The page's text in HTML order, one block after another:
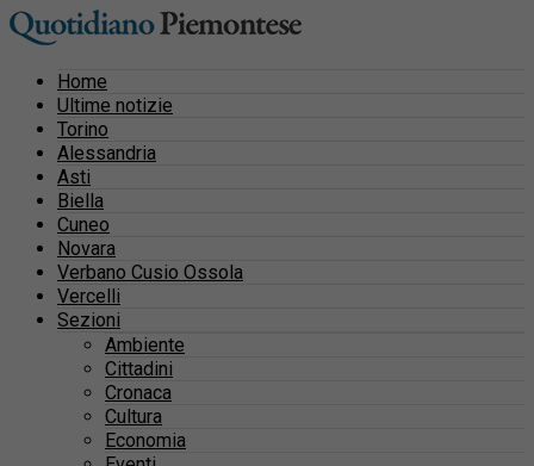
Home
Ultime notizie
Torino
Alessandria
Asti
Biella
Cuneo
Novara
Verbano Cusio Ossola
Vercelli
Sezioni
Ambiente
Cittadini
Cronaca
Cultura
Economia